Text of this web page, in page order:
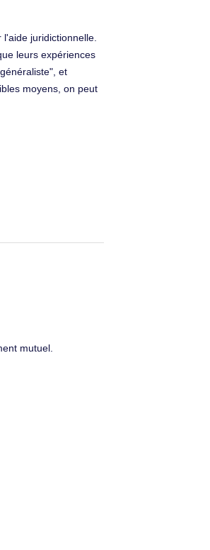
juridictionnelle.
leurs expériences
et
moyens, on peut
mutuel.